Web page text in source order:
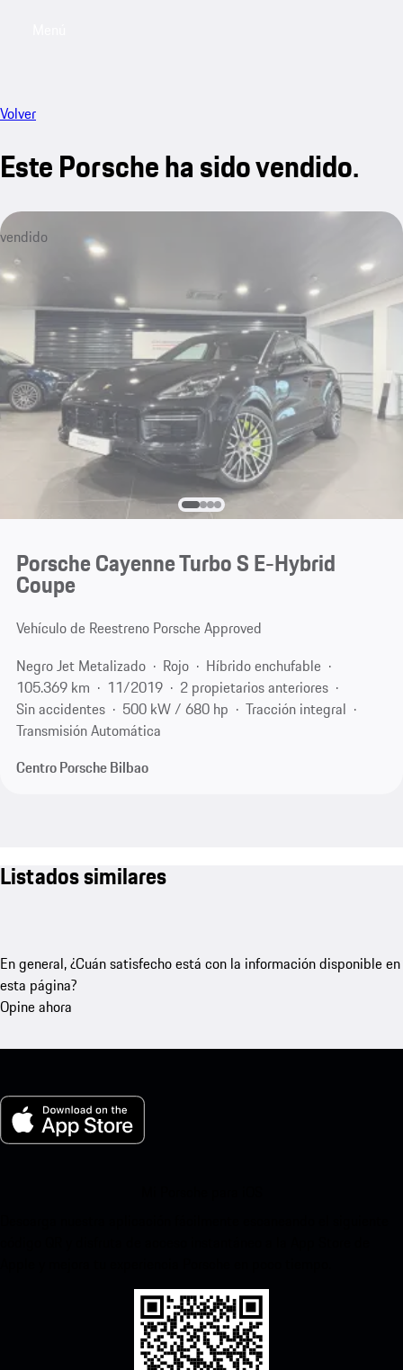
Volver
Este Porsche ha sido vendido.
vendido
Porsche Cayenne Turbo S E-Hybrid
Coupe
Vehículo de Reestreno Porsche Approved
Negro Jet Metalizado
Rojo
Híbrido enchufable
105.369 km
11/2019
2 propietarios anteriores
Sin accidentes
500 kW / 680 hp
Tracción integral
Transmisión Automática
Centro Porsche Bilbao
Listados similares
En general, ¿Cuán satisfecho está con la información disponible en
esta página?
Opine ahora